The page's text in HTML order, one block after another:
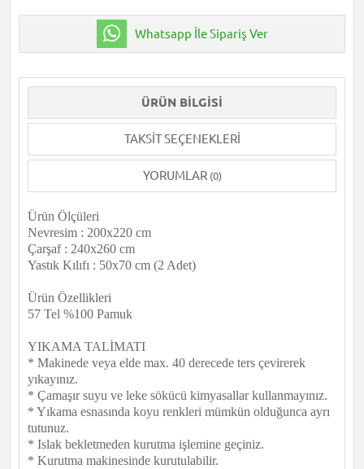
Whatsapp İle Sipariş Ver
ÜRÜN BILGISI
TAKSIT SEÇENEKLERI
YORUMLAR (0)
Ürün Ölçüleri
Nevresim : 200x220 cm
Çarşaf : 240x260 cm
Yastık Kılıfı : 50x70 cm (2 Adet)
Ürün Özellikleri
57 Tel %100 Pamuk
YIKAMA TALİMATI
* Makinede veya elde max. 40 derecede ters çevirerek
yıkayınız.
* Çamaşır suyu ve leke sökücü kimyasallar kullanmayınız.
* Yıkama esnasında koyu renkleri mümkün olduğunca ayrı
tutunuz.
* Islak bekletmeden kurutma işlemine geçiniz.
* Kurutma makinesinde kurutulabilir.